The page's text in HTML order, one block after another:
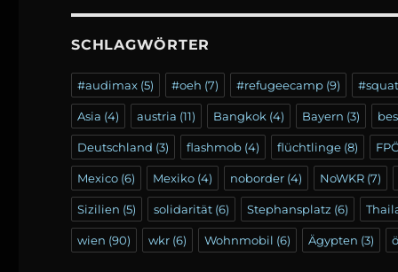
SCHLAGWÖRTER
#audimax (5) #oeh (7) #refugeecamp (9) #squat
Asia (4) austria (11) Bangkok (4) Bayern (3)
Deutschland (3) flashmob (4) flüchtlinge (8)
Mexico (6) Mexiko (4) noborder (4) NoWKR (7)
Sizilien (5) solidarität (6) Stephansplatz (6)
wien (90) wkr (6) Wohnmobil (6) Ägypten (3)